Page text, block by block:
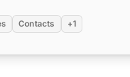
Contacts +1